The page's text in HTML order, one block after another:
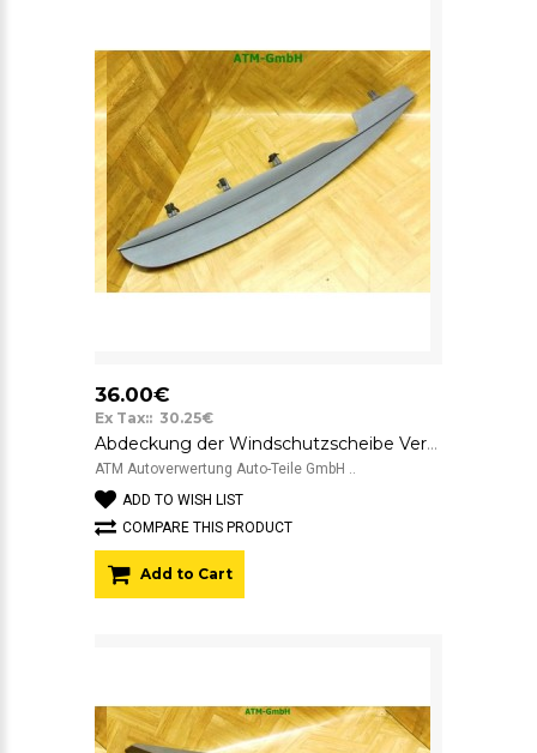
36.00€
Ex Tax:: 30.25€
Abdeckung der Windschutzscheibe Verkleidung Renault Scenic 2 II 8200233253
ATM Autoverwertung Auto-Teile GmbH ..
ADD TO WISH LIST
COMPARE THIS PRODUCT
Add to Cart